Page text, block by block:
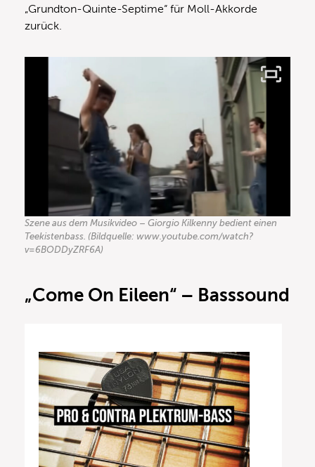
„Grundton-Quinte-Septime“ für Moll-Akkorde
zurück.
Szene aus dem Musikvideo – Giorgio Kilkenny bedient einen
Teekistenbass. (Bildquelle: www.youtube.com/watch?
v=6BODDyZRF6A)
„Come On Eileen“ – Basssound